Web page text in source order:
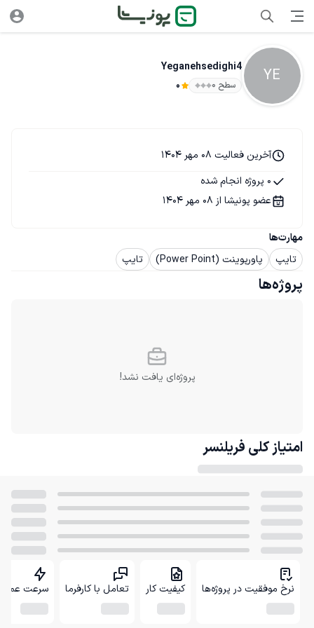
YE
Yeganehsedighi4
سطح ۰ 0
مهارت‌ها
تایپ
پاورپوینت (Power Point) تایپ
آخرین فعالیت 08 مهر 1404
0 پروژه انجام شده
عضو پونیشا از 08 مهر 1404
پروژه‌ها
پروژه‌ای یافت نشد!
امتیاز کلی فریلنسر
نرخ موفقیت در پروژه‌ها کیفیت کار تعامل با کارفرما سرعت عمل